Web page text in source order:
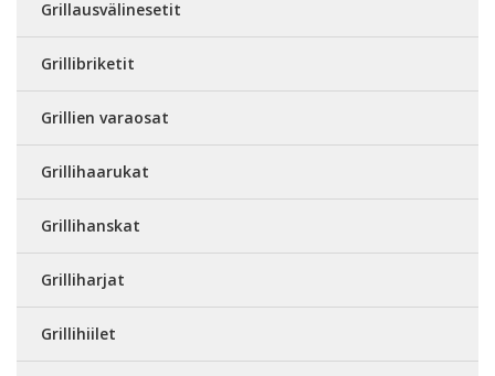
Grillausvälinesetit
Grillibriketit
Grillien varaosat
Grillihaarukat
Grillihanskat
Grilliharjat
Grillihiilet